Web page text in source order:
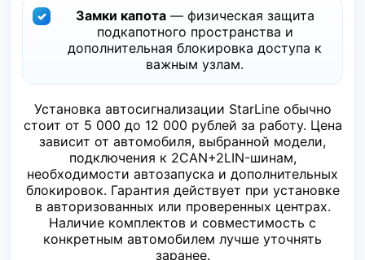
Замки капота— физическая защита
подкапотного пространства и
дополнительная блокировка доступа к
важным узлам.
Установка автосигнализации StarLine обычно
стоит от 5 000 до 12 000 рублей за работу. Цена
зависит от автомобиля, выбранной модели,
подключения к 2CAN+2LIN-шинам,
необходимости автозапуска и дополнительных
блокировок. Гарантия действует при установке
в авторизованных или проверенных центрах.
Наличие комплектов и совместимость с
конкретным автомобилем лучше уточнять
заранее.